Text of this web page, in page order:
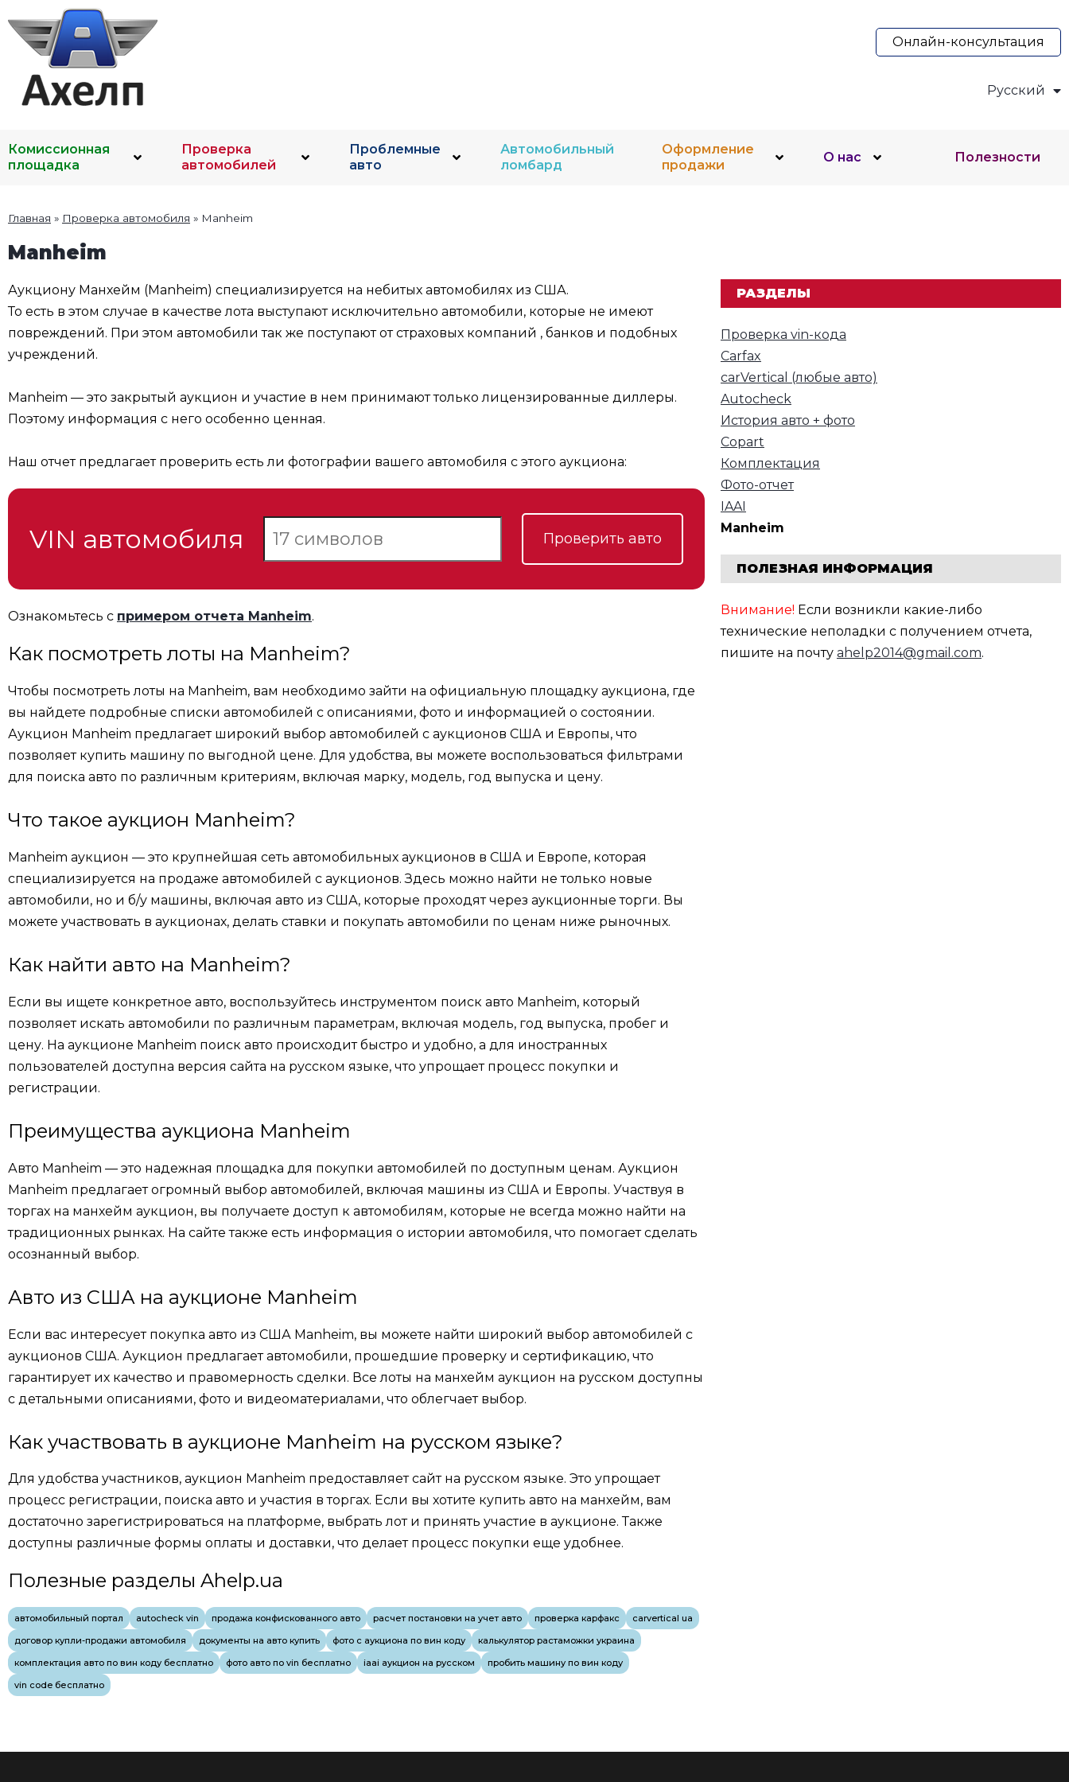
Онлайн-консультация
Русский
Українська
Комиссионная
площадка
Проверка
автомобилей
Проблемные
авто
Автомобильный
ломбард
Оформление
продажи
О нас Полезности
Главная » Проверка автомобиля » Manheim
Manheim
Аукциону Манхейм (Manheim) специализируется на небитых автомобилях из США.
То есть в этом случае в качестве лота выступают исключительно автомобили, которые не имеют
повреждений. При этом автомобили так же поступают от страховых компаний , банков и подобных
учреждений.
Manheim — это закрытый аукцион и участие в нем принимают только лицензированные диллеры.
Поэтому информация с него особенно ценная.
Наш отчет предлагает проверить есть ли фотографии вашего автомобиля с этого аукциона:
VIN автомобиля Проверить авто
Ознакомьтесь с примером отчета Manheim.
Как посмотреть лоты на Manheim?
Чтобы посмотреть лоты на Manheim, вам необходимо зайти на официальную площадку аукциона, где
вы найдете подробные списки автомобилей с описаниями, фото и информацией о состоянии.
Аукцион Manheim предлагает широкий выбор автомобилей с аукционов США и Европы, что
позволяет купить машину по выгодной цене. Для удобства, вы можете воспользоваться фильтрами
для поиска авто по различным критериям, включая марку, модель, год выпуска и цену.
Что такое аукцион Manheim?
Manheim аукцион — это крупнейшая сеть автомобильных аукционов в США и Европе, которая
специализируется на продаже автомобилей с аукционов. Здесь можно найти не только новые
автомобили, но и б/у машины, включая авто из США, которые проходят через аукционные торги. Вы
можете участвовать в аукционах, делать ставки и покупать автомобили по ценам ниже рыночных.
Как найти авто на Manheim?
Если вы ищете конкретное авто, воспользуйтесь инструментом поиск авто Manheim, который
позволяет искать автомобили по различным параметрам, включая модель, год выпуска, пробег и
цену. На аукционе Manheim поиск авто происходит быстро и удобно, а для иностранных
пользователей доступна версия сайта на русском языке, что упрощает процесс покупки и
регистрации.
Преимущества аукциона Manheim
Авто Manheim — это надежная площадка для покупки автомобилей по доступным ценам. Аукцион
Manheim предлагает огромный выбор автомобилей, включая машины из США и Европы. Участвуя в
торгах на манхейм аукцион, вы получаете доступ к автомобилям, которые не всегда можно найти на
традиционных рынках. На сайте также есть информация о истории автомобиля, что помогает сделать
осознанный выбор.
Авто из США на аукционе Manheim
Если вас интересует покупка авто из США Manheim, вы можете найти широкий выбор автомобилей с
аукционов США. Аукцион предлагает автомобили, прошедшие проверку и сертификацию, что
гарантирует их качество и правомерность сделки. Все лоты на манхейм аукцион на русском доступны
с детальными описаниями, фото и видеоматериалами, что облегчает выбор.
Как участвовать в аукционе Manheim на русском языке?
Для удобства участников, аукцион Manheim предоставляет сайт на русском языке. Это упрощает
процесс регистрации, поиска авто и участия в торгах. Если вы хотите купить авто на манхейм, вам
достаточно зарегистрироваться на платформе, выбрать лот и принять участие в аукционе. Также
доступны различные формы оплаты и доставки, что делает процесс покупки еще удобнее.
Полезные разделы Ahelp.ua
автомобильный портал autocheck vin продажа конфискованного авто расчет постановки на учет авто проверка карфакс
carvertical ua
договор купли-продажи автомобиля
документы на авто купить фото с аукциона по вин коду
калькулятор растаможки украина
комплектация авто по вин коду бесплатно
фото авто по vin бесплатно iaai аукцион на русском
пробить машину по вин коду
vin code бесплатно
РАЗДЕЛЫ
Проверка vin-кода
Carfax
carVertical (любые авто)
Autocheck
История авто + фото
Copart
Комплектация
Фото-отчет
IAAI
Manheim
ПОЛЕЗНАЯ ИНФОРМАЦИЯ
Внимание! Если возникли какие-либо
технические неполадки с получением отчета,
пишите на почту ahelp2014@gmail.com.